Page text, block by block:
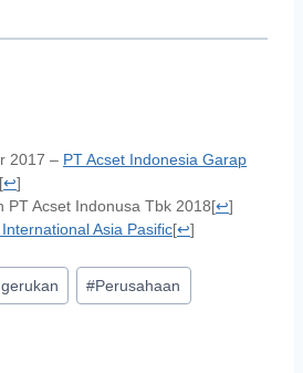
2017 – PT Acset Indonesia Garap
[↩]
PT Acset Indonusa Tbk 2018[↩]
Asia Pasific[↩]
#Perusahaan